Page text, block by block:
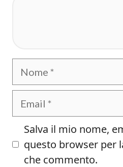
Salva il mio nome,
questo browser per
che commento.